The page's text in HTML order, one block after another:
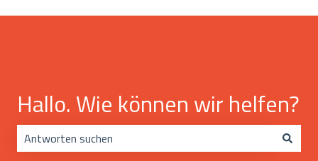
Hallo. Wie können wir helfen?